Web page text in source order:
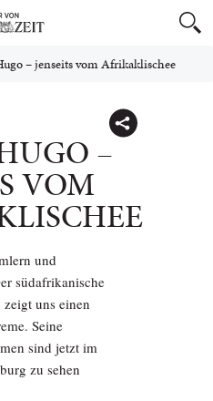
– jenseits vom Afrikaklischee
–
VOM
und
südafrikanische
uns einen
Seine
sind jetzt im
zu sehen